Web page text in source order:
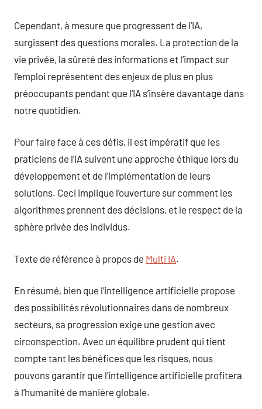
Cependant, à mesure que progressent de l’IA,
surgissent des questions morales. La protection de la
vie privée, la sûreté des informations et l’impact sur
l’emploi représentent des enjeux de plus en plus
préoccupants pendant que l’IA s’insère davantage dans
notre quotidien.
Pour faire face à ces défis, il est impératif que les
praticiens de l’IA suivent une approche éthique lors du
développement et de l’implémentation de leurs
solutions. Ceci implique l’ouverture sur comment les
algorithmes prennent des décisions, et le respect de la
sphère privée des individus.
Texte de référence à propos de Multi IA.
En résumé, bien que l’intelligence artificielle propose
des possibilités révolutionnaires dans de nombreux
secteurs, sa progression exige une gestion avec
circonspection. Avec un équilibre prudent qui tient
compte tant les bénéfices que les risques, nous
pouvons garantir que l’intelligence artificielle profitera
à l’humanité de manière globale.